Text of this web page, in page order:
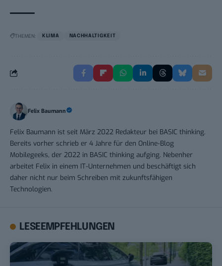
THEMEN: KLIMA NACHHALTIGKEIT
Felix Baumann
Felix Baumann ist seit März 2022 Redakteur bei BASIC thinking.
Bereits vorher schrieb er 4 Jahre für den Online-Blog
Mobilegeeks, der 2022 in BASIC thinking aufging. Nebenher
arbeitet Felix in einem IT-Unternehmen und beschäftigt sich
daher nicht nur beim Schreiben mit zukunftsfähigen
Technologien.
LESEEMPFEHLUNGEN